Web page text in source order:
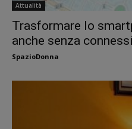
Attualità
Trasformare lo
anche senza
SpazioDonna